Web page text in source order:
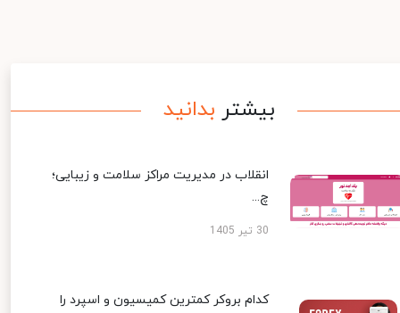
بیشتر بدانید
انقلاب در مدیریت مراکز سلامت و زیبایی؛
چ...
30 تیر 1405
کدام بروکر کمترین کمیسیون و اسپرد را